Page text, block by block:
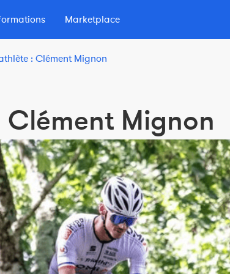
Marketplace
: Clément Mignon
Mignon